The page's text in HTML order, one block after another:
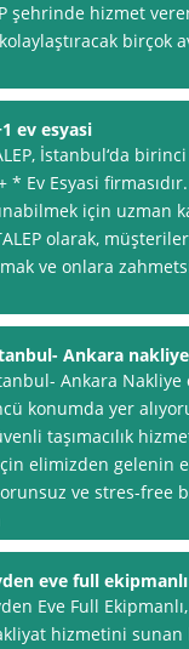
şehrinde hizmet
birçok
ev esyasi
İstanbul‘da
* Ev Esyasi
için uzman
olarak,
ve onlara
Ankara nakliye
Ankara
konumda yer
taşımacılık
elimizden gelenin
ve stres-free
eve full ekipmanlı
Eve Full
hizmetini sunan